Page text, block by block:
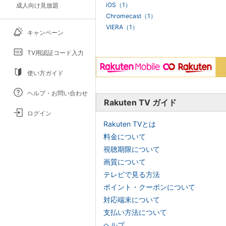
成人向け見放題
キャンペーン
TV用認証コード入力
使い方ガイド
ヘルプ・お問い合わせ
ログイン
iOS（1）
Chromecast（1）
VIERA（1）
Rakuten TV ガイド
Rakuten TVとは
料金について
視聴期限について
画質について
テレビで見る方法
ポイント・クーポンについて
対応端末について
支払い方法について